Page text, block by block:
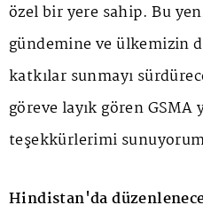
özel bir yere sahip. Bu
gündemine ve ülkemizin
katkılar sunmayı
göreve layık gören
teşekkürlerimi
Hindistan'da